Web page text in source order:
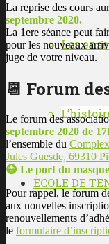
Les
ÉCOLE DE
La reprise des cours
septembre 2020.
La 1ere séance peut
pour les nouveaux
juge de votre niveau.
📆 Forum
Le forum des
septembre 2020 de
l’ensemble du
Jules Guesde, 69310
😷 Le port du
Pour rappel, le forum
aux nouvelles
renouvellements
le formulaire